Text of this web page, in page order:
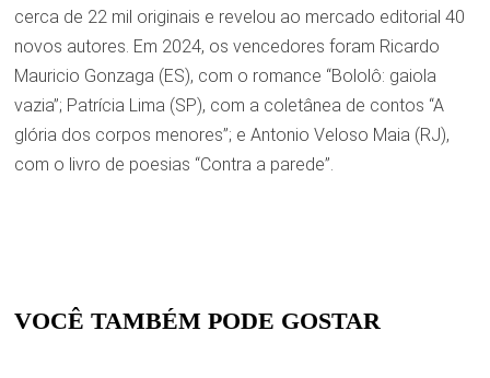
cerca de 22 mil originais e revelou ao mercado editorial 40
novos autores. Em 2024, os vencedores foram Ricardo
Mauricio Gonzaga (ES), com o romance “Bololô: gaiola
vazia”; Patrícia Lima (SP), com a coletânea de contos “A
glória dos corpos menores”; e Antonio Veloso Maia (RJ),
com o livro de poesias “Contra a parede”.
VOCÊ TAMBÉM PODE GOSTAR